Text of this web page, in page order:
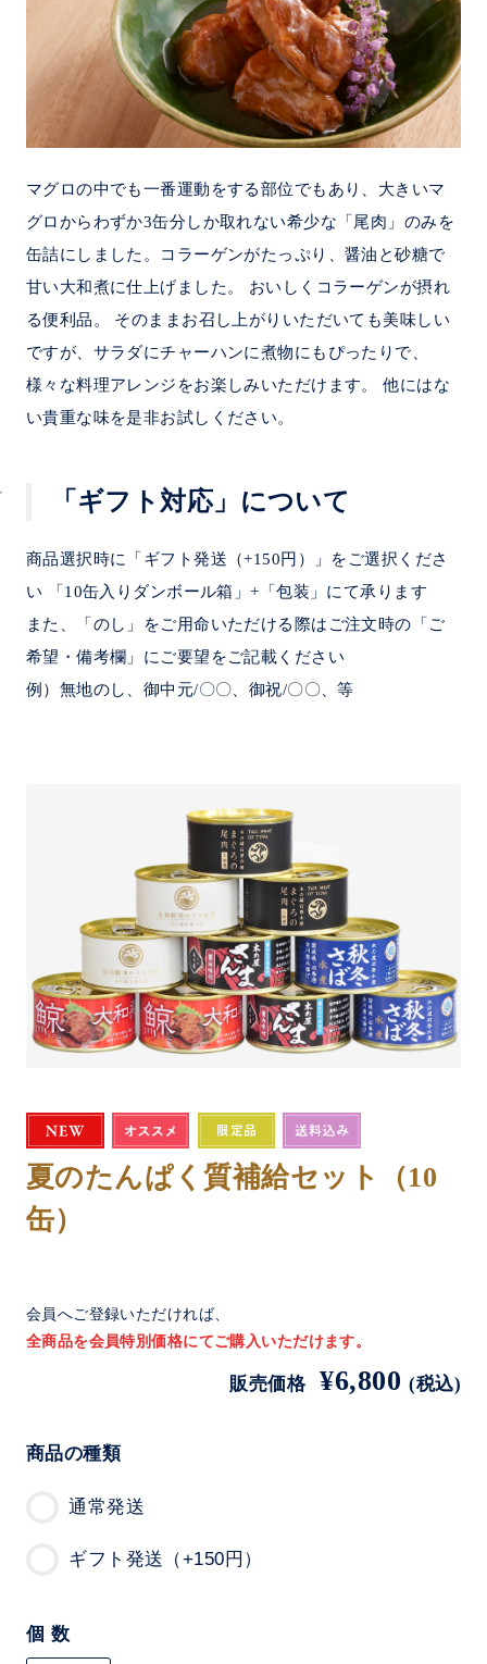
マグロの中でも一番運動をする部位でもあり、大きいマ
グロからわずか3缶分しか取れない希少な「尾肉」のみを
缶詰にしました。コラーゲンがたっぷり、醤油と砂糖で
甘い大和煮に仕上げました。 おいしくコラーゲンが摂れ
る便利品。 そのままお召し上がりいただいても美味しい
ですが、サラダにチャーハンに煮物にもぴったりで、
様々な料理アレンジをお楽しみいただけます。 他にはな
い貴重な味を是非お試しください。
「ギフト対応」について
商品選択時に「ギフト発送（+150円）」をご選択くださ
い 「10缶入りダンボール箱」+「包装」にて承ります
また、「のし」をご用命いただける際はご注文時の「ご
希望・備考欄」にご要望をご記載ください
例）無地のし、御中元/〇〇、御祝/〇〇、等
夏のたんぱく質補給セット（10
缶）
会員へご登録いただければ、
全商品を会員特別価格にてご購入いただけます。
販売価格 ¥6,800(税込)
商品の種類
通常発送
ギフト発送（+150円）
個 数